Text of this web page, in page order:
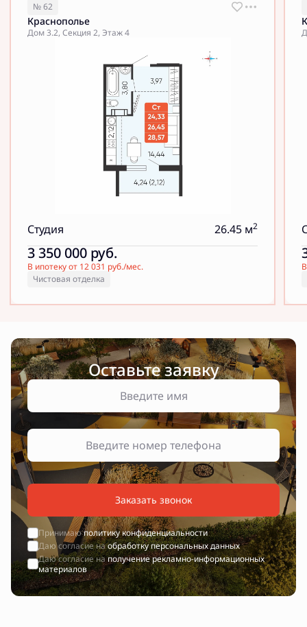
№ 62
Краснополье
Дом 3.2, Секция 2, Этаж 4
Студия 26.45 м2
3 350 000 руб.
В ипотеку от 12 031 руб./мес.
Чистовая отделка
Оставьте заявку
Заказать звонок
Принимаюполитику конфиденциальности
Даю согласие наобработку персональных данных
Даю согласие наполучение рекламно-информационных
материалов